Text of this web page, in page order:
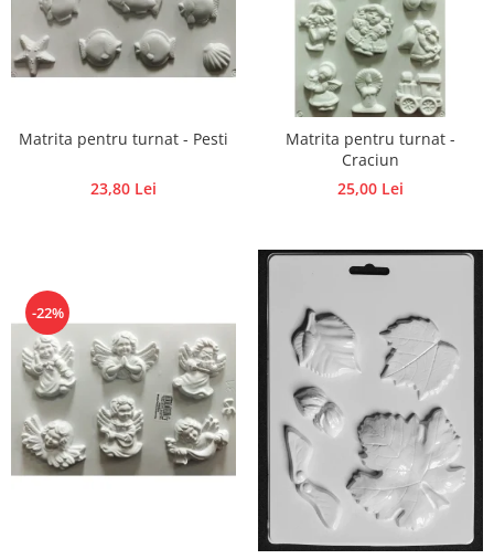
Matrita pentru turnat - Pesti
23,80 Lei
Matrita pentru turnat -
Craciun
25,00 Lei
-22%